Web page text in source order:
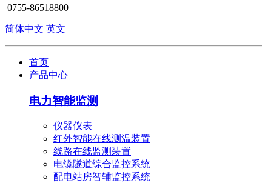
0755-86518800
简体中文 英文
首页
产品中心
电力智能监测
仪器仪表
红外智能在线测温装置
线路在线监测装置
电缆隧道综合监控系统
配电站房智辅监控系统